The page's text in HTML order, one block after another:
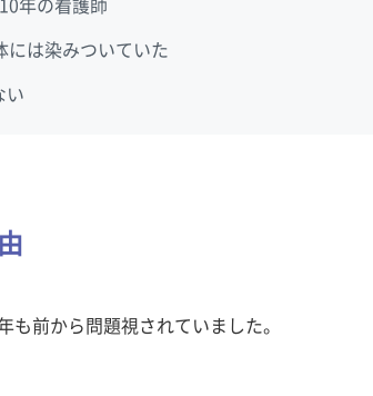
年の看護師
には染みついていた
い
も前から問題視されていました。